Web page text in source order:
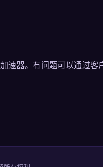
速器。有问题可以通过客